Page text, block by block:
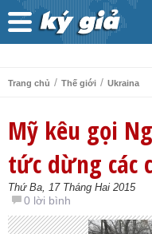
Trang chủ / Thế giới / Ukraina
Mỹ kêu gọi
tức dừng các
Thứ Ba, 17 Tháng Hai 2015
0 lời bình